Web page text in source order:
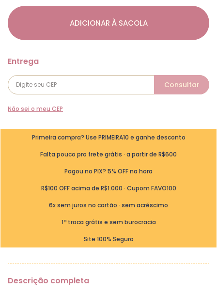
ADICIONAR À SACOLA
Não sei o meu CEP
Primeira compra? Use PRIMEIRA10 e ganhe desconto
Falta pouco pro frete grátis · a partir de R$600
Pagou no PIX? 5% OFF na hora
R$100 OFF acima de R$1.000 · Cupom FAVO100
6x sem juros no cartão · sem acréscimo
1ª troca grátis e sem burocracia
Site 100% Seguro
Descrição completa